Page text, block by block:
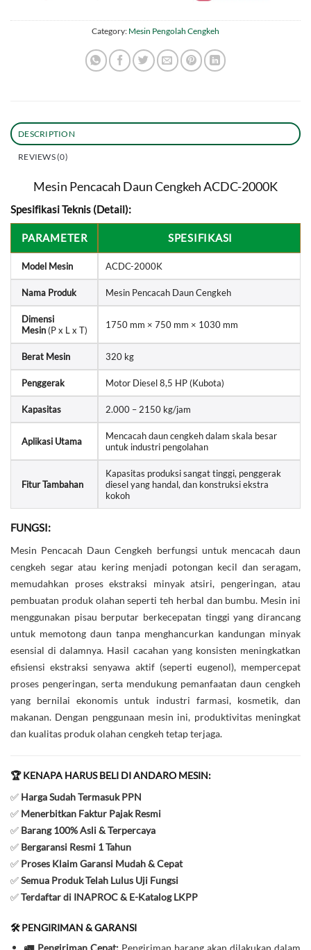
Category: Mesin Pengolah Cengkeh
DESCRIPTION
REVIEWS (0)
Mesin Pencacah Daun Cengkeh ACDC-2000K
Spesifikasi Teknis (Detail):
PARAMETER SPESIFIKASI
Model Mesin ACDC-2000K
Nama Produk Mesin Pencacah Daun Cengkeh
Dimensi
Mesin (P x L x T) 1750 mm × 750 mm × 1030 mm
Berat Mesin 320 kg
Penggerak Motor Diesel 8,5 HP (Kubota)
Kapasitas 2.000 – 2150 kg/jam
Aplikasi Utama
Mencacah daun cengkeh dalam skala besar
untuk industri pengolahan
Fitur Tambahan
Kapasitas produksi sangat tinggi, penggerak
diesel yang handal, dan konstruksi ekstra
kokoh
FUNGSI:
Mesin Pencacah Daun Cengkeh berfungsi untuk mencacah daun
cengkeh segar atau kering menjadi potongan kecil dan seragam,
memudahkan proses ekstraksi minyak atsiri, pengeringan, atau
pembuatan produk olahan seperti teh herbal dan bumbu. Mesin ini
menggunakan pisau berputar berkecepatan tinggi yang dirancang
untuk memotong daun tanpa menghancurkan kandungan minyak
esensial di dalamnya. Hasil cacahan yang konsisten meningkatkan
efisiensi ekstraksi senyawa aktif (seperti eugenol), mempercepat
proses pengeringan, serta mendukung pemanfaatan daun cengkeh
yang bernilai ekonomis untuk industri farmasi, kosmetik, dan
makanan. Dengan penggunaan mesin ini, produktivitas meningkat
dan kualitas produk olahan cengkeh tetap terjaga.
🏆 KENAPA HARUS BELI DI ANDARO MESIN:
✅ Harga Sudah Termasuk PPN
✅ Menerbitkan Faktur Pajak Resmi
✅ Barang 100% Asli & Terpercaya
✅ Bergaransi Resmi 1 Tahun
✅ Proses Klaim Garansi Mudah & Cepat
✅Semua Produk Telah Lulus Uji Fungsi
✅Terdaftar di INAPROC & E-Katalog LKPP
🛠️ PENGIRIMAN & GARANSI